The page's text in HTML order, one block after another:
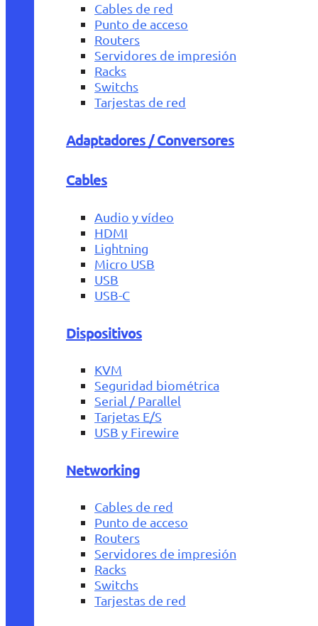
Cables de red
Punto de acceso
Routers
Servidores de impresión
Racks
Switchs
Tarjestas de red
Adaptadores / Conversores
Cables
Audio y vídeo
HDMI
Lightning
Micro USB
USB
USB-C
Dispositivos
KVM
Seguridad biométrica
Serial / Parallel
Tarjetas E/S
USB y Firewire
Networking
Cables de red
Punto de acceso
Routers
Servidores de impresión
Racks
Switchs
Tarjestas de red